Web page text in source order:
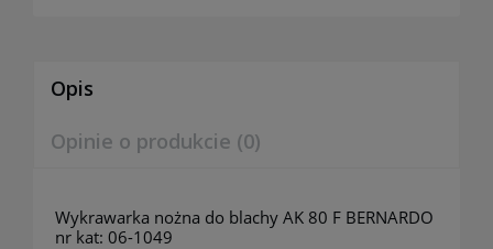
Opis
Opinie o produkcie (0)
Wykrawarka nożna do blachy AK 80 F BERNARDO
nr kat: 06-1049